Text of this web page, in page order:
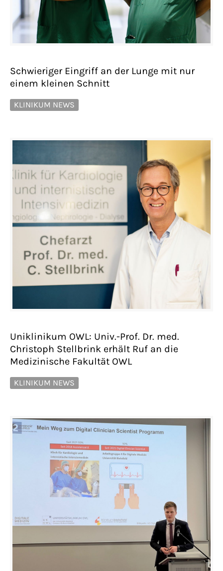
Schwieriger Eingriff an der Lunge mit nur
einem kleinen Schnitt
KLINIKUM NEWS
Uniklinikum OWL: Univ.-Prof. Dr. med.
Christoph Stellbrink erhält Ruf an die
Medizinische Fakultät OWL
KLINIKUM NEWS